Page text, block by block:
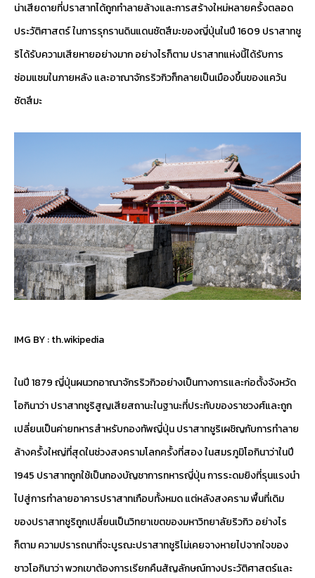
น่าเสียดายที่ปราสาทได้ถูกทำลายล้างและการสร้างใหม่หลายครั้งตลอด
ประวัติศาสตร์ ในการรุกรานดินแดนซัตสึมะของญี่ปุ่นในปี 1609 ปราสาทชู
ริได้รับความเสียหายอย่างมาก อย่างไรก็ตาม ปราสาทแห่งนี้ได้รับการ
ซ่อมแซมในภายหลัง และอาณาจักรริวกิวก็กลายเป็นเมืองขึ้นของแคว้น
ซัตสึมะ
IMG BY :th.wikipedia
ในปี 1879 ญี่ปุ่นผนวกอาณาจักรริวกิวอย่างเป็นทางการและก่อตั้งจังหวัด
โอกินาว่า ปราสาทชูริสูญเสียสถานะในฐานะที่ประทับของราชวงศ์และถูก
เปลี่ยนเป็นค่ายทหารสำหรับกองทัพญี่ปุ่น ปราสาทชูริเผชิญกับการทำลาย
ล้างครั้งใหญ่ที่สุดในช่วงสงครามโลกครั้งที่สอง ในสมรภูมิโอกินาว่าในปี
1945 ปราสาทถูกใช้เป็นกองบัญชาการทหารญี่ปุ่น การระดมยิงที่รุนแรงนำ
ไปสู่การทำลายอาคารปราสาทเกือบทั้งหมด แต่หลังสงคราม พื้นที่เดิม
ของปราสาทชูริถูกเปลี่ยนเป็นวิทยาเขตของมหาวิทยาลัยริวกิว อย่างไร
ก็ตาม ความปรารถนาที่จะบูรณะปราสาทชูริไม่เคยจางหายไปจากใจของ
ชาวโอกินาว่า พวกเขาต้องการเรียกคืนสัญลักษณ์ทางประวัติศาสตร์และ